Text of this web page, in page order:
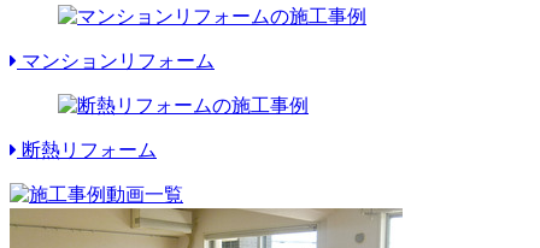
マンションリフォーム
断熱リフォーム